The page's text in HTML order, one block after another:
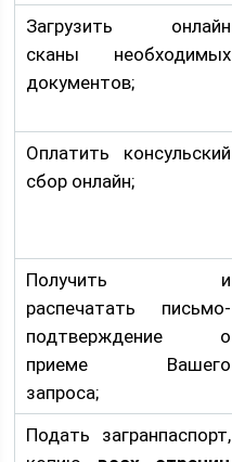
Загрузить онлайн
сканы необходимых
документов;
Оплатить консульский
сбор онлайн;
Получить и
распечатать письмо-
подтверждение о
приеме Вашего
запроса;
Подать загранпаспорт,